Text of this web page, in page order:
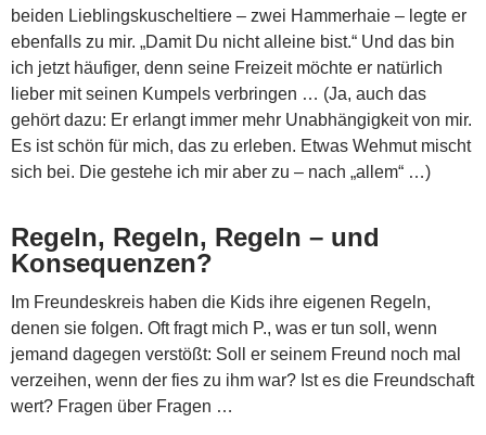
beiden Lieblingskuscheltiere – zwei Hammerhaie – legte er
ebenfalls zu mir. „Damit Du nicht alleine bist.“ Und das bin
ich jetzt häufiger, denn seine Freizeit möchte er natürlich
lieber mit seinen Kumpels verbringen … (Ja, auch das
gehört dazu: Er erlangt immer mehr Unabhängigkeit von mir.
Es ist schön für mich, das zu erleben. Etwas Wehmut mischt
sich bei. Die gestehe ich mir aber zu – nach „allem“ …)
Regeln, Regeln, Regeln – und
Konsequenzen?
Im Freundeskreis haben die Kids ihre eigenen Regeln,
denen sie folgen. Oft fragt mich P., was er tun soll, wenn
jemand dagegen verstößt: Soll er seinem Freund noch mal
verzeihen, wenn der fies zu ihm war? Ist es die Freundschaft
wert? Fragen über Fragen …